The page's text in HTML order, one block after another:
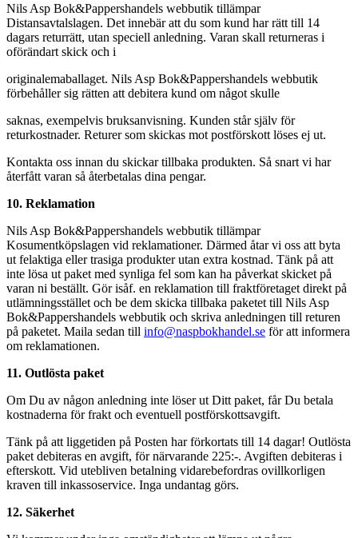
Nils Asp Bok&Pappershandels webbutik tillämpar
Distansavtalslagen. Det innebär att du som kund har rätt till 14
dagars returrätt, utan speciell anledning. Varan skall returneras i
oförändart skick och i
originalemaballaget. Nils Asp Bok&Pappershandels webbutik
förbehåller sig rätten att debitera kund om något skulle
saknas, exempelvis bruksanvisning. Kunden står själv för
returkostnader. Returer som skickas mot postförskott löses ej ut.
Kontakta oss innan du skickar tillbaka produkten. Så snart vi har
återfått varan så återbetalas dina pengar.
10. Reklamation
Nils Asp Bok&Pappershandels webbutik tillämpar
Kosumentköpslagen vid reklamationer. Därmed åtar vi oss att byta
ut felaktiga eller trasiga produkter utan extra kostnad. Tänk på att
inte lösa ut paket med synliga fel som kan ha påverkat skicket på
varan ni beställt. Gör isåf. en reklamation till fraktföretaget direkt på
utlämningsstället och be dem skicka tillbaka paketet till Nils Asp
Bok&Pappershandels webbutik och skriva anledningen till returen
på paketet. Maila sedan till info@naspbokhandel.se för att informera
om reklamationen.
11. Outlösta paket
Om Du av någon anledning inte löser ut Ditt paket, får Du betala
kostnaderna för frakt och eventuell postförskottsavgift.
Tänk på att liggetiden på Posten har förkortats till 14 dagar! Outlösta
paket debiteras en avgift, för närvarande 225:-. Avgiften debiteras i
efterskott. Vid utebliven betalning vidarebefordras ovillkorligen
kraven till inkassoservice. Inga undantag görs.
12. Säkerhet